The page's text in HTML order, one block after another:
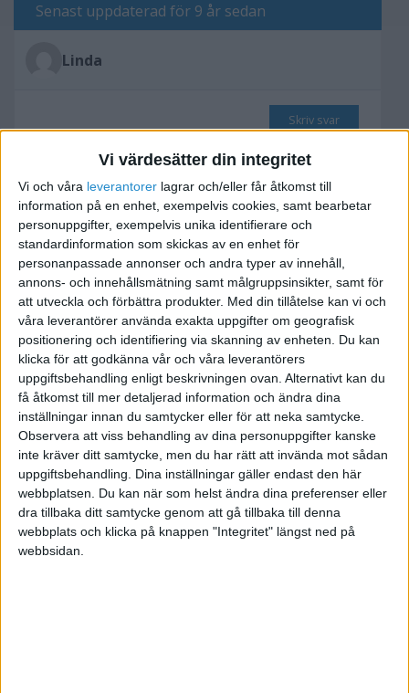
Vi värdesätter din integritet
Vi och våra leverantorer lagrar och/eller får åtkomst till
information på en enhet, exempelvis cookies, samt bearbetar
personuppgifter, exempelvis unika identifierare och
standardinformation som skickas av en enhet för
personanpassade annonser och andra typer av innehåll,
annons- och innehållsmätning samt målgruppsinsikter, samt för
att utveckla och förbättra produkter. Med din tillåtelse kan vi och
våra leverantörer använda exakta uppgifter om geografisk
positionering och identifiering via skanning av enheten. Du kan
klicka för att godkänna vår och våra leverantörers
uppgiftsbehandling enligt beskrivningen ovan. Alternativt kan du
få åtkomst till mer detaljerad information och ändra dina
inställningar innan du samtycker eller för att neka samtycke.
Observera att viss behandling av dina personuppgifter kanske
inte kräver ditt samtycke, men du har rätt att invända mot sådan
uppgiftsbehandling. Dina inställningar gäller endast den här
webbplatsen. Du kan när som helst ändra dina preferenser eller
dra tillbaka ditt samtycke genom att gå tillbaka till denna
webbplats och klicka på knappen "Integritet" längst ned på
webbsidan.
Senast uppdaterad för 9 år sedan
Linda
Skriv svar
Förpackning
2017-04-08 07:18
Har en produkt som jag hittills sålt till
privatpersoner i en webshop förpacknings löst.
Nu är det dags att växla upp och jag behöver ta
fram en förpackning till produkten för att kunna
säljas i fysisk butik.
Min fråga är vad ska det finnas för
information på förpackningen? Finns det
några krav?
Streckkod, antal, materialinformation har vi
tänkt.